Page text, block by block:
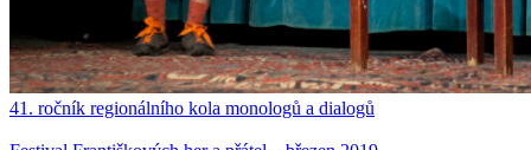
41. ročník regionálního kola monologů a dialogů